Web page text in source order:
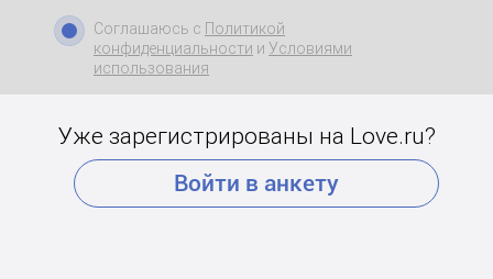
Соглашаюсь с Политикой
конфиденциальности и Условиями
использования
Уже зарегистрированы на Love.ru?
Войти в анкету